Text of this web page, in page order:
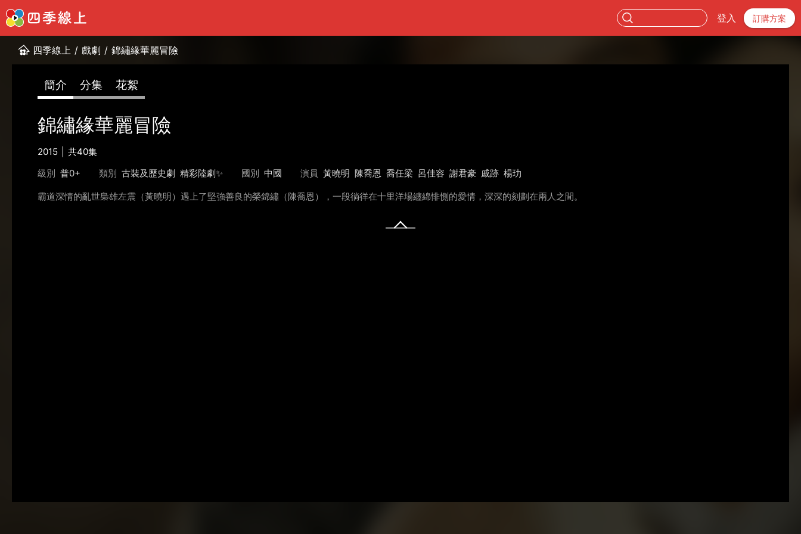
登入 訂購方案
四季線上 / 戲劇 / 錦繡緣華麗冒險
簡介 分集 花絮
錦繡緣華麗冒險
2015
共40集
級別 普0+ 類別 古裝及歷史劇 精彩陸劇✨ 國別 中國 演員 黃曉明 陳喬恩 喬任梁 呂佳容 謝君豪 戚跡 楊玏
霸道深情的亂世梟雄左震（黃曉明）遇上了堅強善良的榮錦繡（陳喬恩），一段徜徉在十里洋場纏綿悱惻的愛情，深深的刻劃在兩人之間。